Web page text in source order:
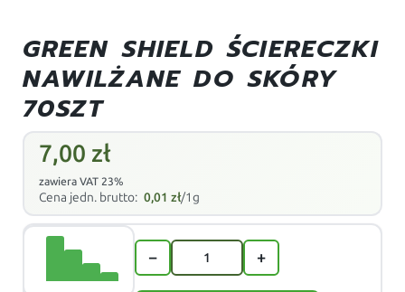
GREEN SHIELD ŚCIERECZKI
NAWILŻANE DO SKÓRY
70SZT
7,00 zł
zawiera VAT 23%
Cena jedn. brutto: 0,01zł/1g
− +